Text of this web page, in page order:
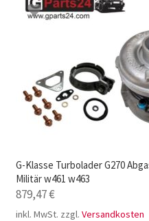
G-Klasse Turbolader G270
Militär w461 w463
879,47€
inkl. MwSt. zzgl. Versandkosten